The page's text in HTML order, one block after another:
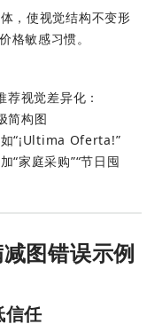
，使视觉结构不变形
格敏感习惯。
视觉差异化：
简构图
“¡Ultima Oferta!”
“家庭采购”“节日囤
图错误示例
信任